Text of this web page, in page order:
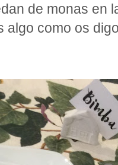
de monas en
algo como os